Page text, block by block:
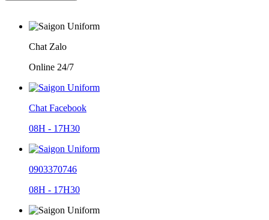
Chat Zalo
Online 24/7
Chat Facebook
08H - 17H30
0903370746
08H - 17H30